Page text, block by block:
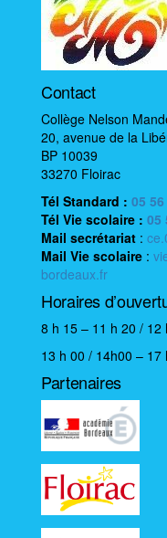
Contact
Collège Nelson
20, avenue de la
BP 10039
33270 Floirac
Tél Standard : 05
Tél Vie scolaire : 05
Mail secrétariat :
Mail Vie scolaire :
bordeaux.fr
Horaires
8 h 15 – 11 h 20 / 12
13 h 00 / 14h00 – 17
Partenaires